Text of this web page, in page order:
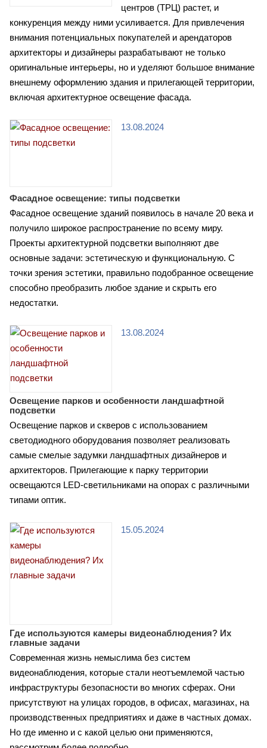
центров (ТРЦ) растет, и
конкуренция между ними усиливается. Для привлечения
внимания потенциальных покупателей и арендаторов
архитекторы и дизайнеры разрабатывают не только
оригинальные интерьеры, но и уделяют большое внимание
внешнему оформлению здания и прилегающей территории,
включая архитектурное освещение фасада.
13.08.2024
Фасадное освещение: типы подсветки
Фасадное освещение зданий появилось в начале 20 века и
получило широкое распространение по всему миру.
Проекты архитектурной подсветки выполняют две
основные задачи: эстетическую и функциональную. С
точки зрения эстетики, правильно подобранное освещение
способно преобразить любое здание и скрыть его
недостатки.
13.08.2024
Освещение парков и особенности ландшафтной
подсветки
Освещение парков и скверов с использованием
светодиодного оборудования позволяет реализовать
самые смелые задумки ландшафтных дизайнеров и
архитекторов. Прилегающие к парку территории
освещаются LED-светильниками на опорах с различными
типами оптик.
15.05.2024
Где используются камеры видеонаблюдения? Их
главные задачи
Современная жизнь немыслима без систем
видеонаблюдения, которые стали неотъемлемой частью
инфраструктуры безопасности во многих сферах. Они
присутствуют на улицах городов, в офисах, магазинах, на
производственных предприятиях и даже в частных домах.
Но где именно и с какой целью они применяются,